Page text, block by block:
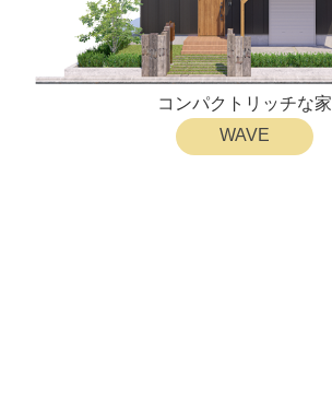
コンパクトリッチな家
WAVE